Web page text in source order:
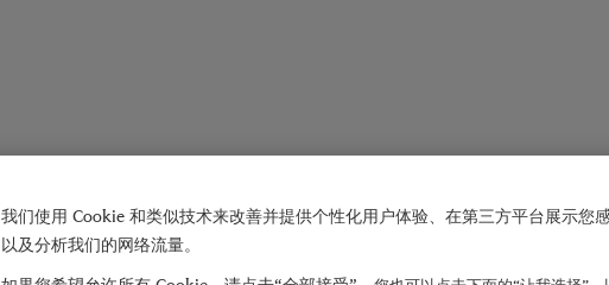
我们使用 Cookie 和类似技术来改善并提供个性化用户体验、在第三方平台展示您
以及分析我们的网络流量。